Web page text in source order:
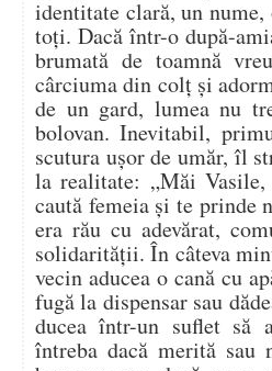
identitate clară, un
toți. Dacă într-o după-
brumată de toamnă
cârciuma din colț și
de un gard, lumea nu
bolovan. Inevitabil,
scutura ușor de umăr, îl
la realitate: „Măi
caută femeia și te prinde
era rău cu adevărat,
solidarității. În câteva
vecin aducea o cană cu
fugă la dispensar sau
ducea într-un suflet să
întreba dacă merită